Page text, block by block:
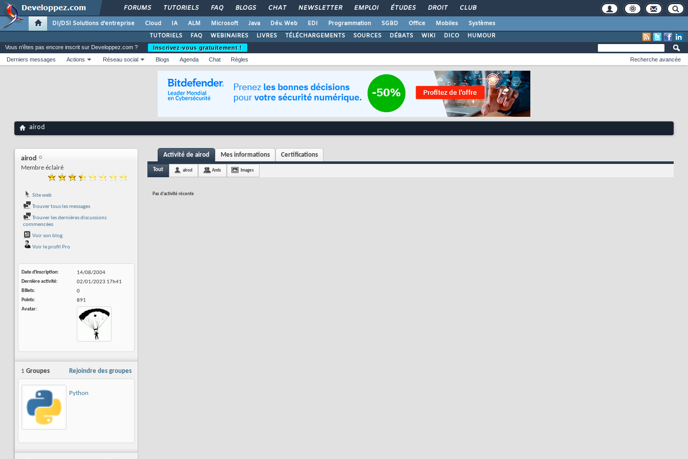
FORUMS TUTORIELS FAQ BLOGS CHAT NEWSLETTER EMPLOI ÉTUDES DROIT CLUB
DI/DSI Solutions d'entreprise Cloud IA ALM Microsoft Java Dév. Web EDI Programmation SGBD Office Mobiles
Systèmes
TUTORIELS
FAQ WEBINAIRES LIVRES TÉLÉCHARGEMENTS SOURCES DÉBATS WIKI DICO HUMOUR
Vous n'êtes pas encore inscrit sur Developpez.com ?
Inscrivez-vous gratuitement !
Derniers messages
Actions Réseau social Blogs Agenda Chat Règles Recherche avancée
airod
airod
Membre éclairé
Site web
Trouver tous les messages
Trouver les dernières discussions
commencées
Voir son blog
Voir le profil Pro
Date d'inscription
14/08/2004
Dernière activité
02/01/2023 17h41
Billets
0
Points
891
Avatar
Rejoindre des groupes
1 Groupes
Python
Activité de airod Mes informations Certifications
Tout airod Amis Images
Pas d'activité récente